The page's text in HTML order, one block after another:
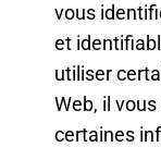
vous
et
utiliser
Web, il
certaines